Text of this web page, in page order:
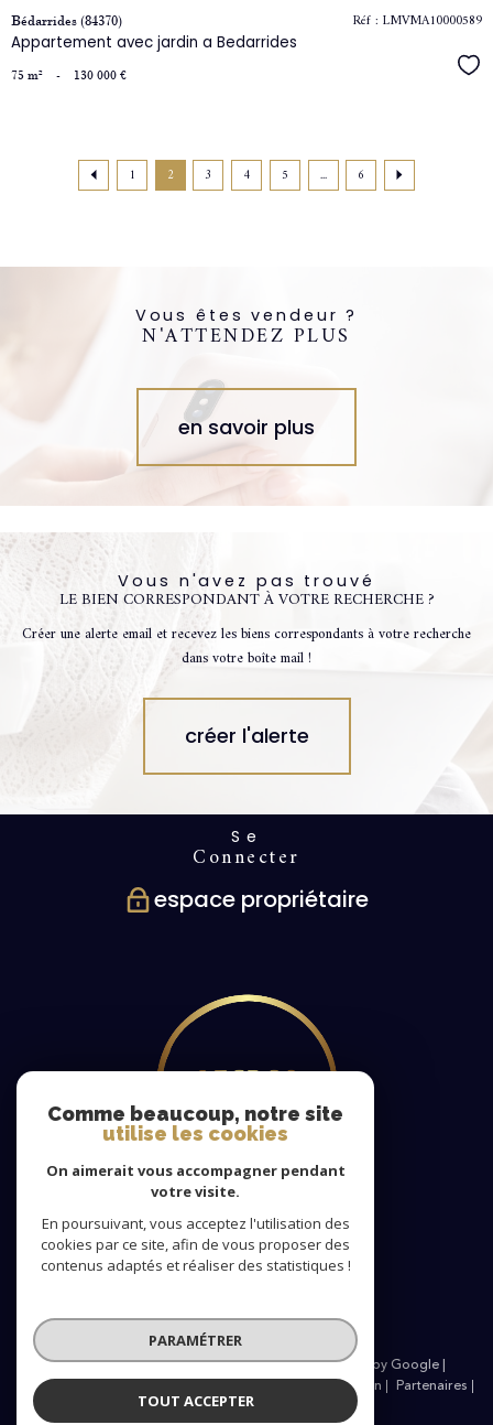
Bédarrides (84370)
Appartement avec jardin a Bedarrides
Réf : LMVMA10000589
75 m² - 130 000 €
1 2 3 4 5 ... 6
Vous êtes vendeur ?
N'ATTENDEZ PLUS
en savoir plus
Vous n'avez pas trouvé
LE BIEN CORRESPONDANT À VOTRE RECHERCHE ?
Créer une alerte email et recevez les biens correspondants à votre recherche
dans votre boîte mail !
créer l'alerte
Se
connecter
espace propriétaire
Nous
adhérons
© 2026 | Tous droits réservés | Traduction powered by Google |
Nos honoraires
Admin
Partenaires
Politique RGPD
Comme beaucoup, notre site
utilise les cookies
On aimerait vous accompagner pendant
votre visite.
En poursuivant, vous acceptez l'utilisation des
cookies par ce site, afin de vous proposer des
contenus adaptés et réaliser des statistiques !
PARAMÉTRER
TOUT ACCEPTER